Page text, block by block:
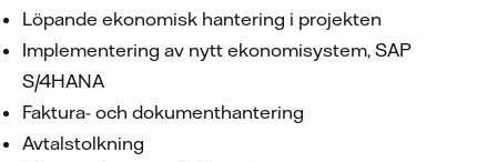
Löpande ekonomisk hantering i projekten
Implementering av nytt ekonomisystem, SAP
S/4HANA
Faktura- och dokumenthantering
Avtalstolkning